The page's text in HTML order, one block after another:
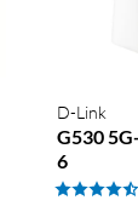
D-Link
G530
6